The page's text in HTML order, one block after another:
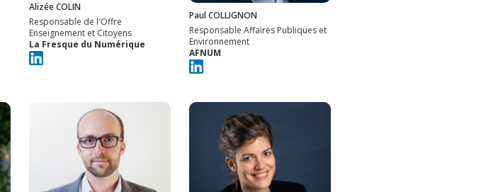
Alizée COLIN
Responsable de l'Offre
Enseignement et Citoyens
La Fresque du Numérique
Paul COLLIGNON
Responsable Affaires Publiques et
Environnement
AFNUM